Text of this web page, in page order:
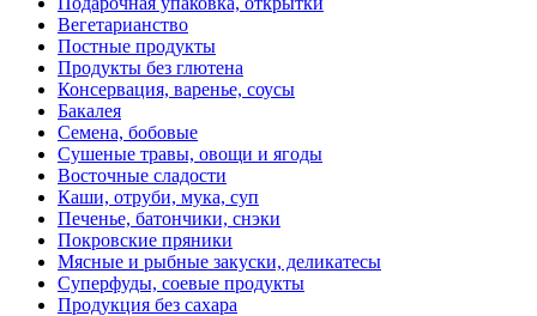
Вегетарианство
Постные продукты
Продукты без глютена
Консервация, варенье, соусы
Бакалея
Семена, бобовые
Сушеные травы, овощи и ягоды
Восточные сладости
Каши, отруби, мука, суп
Печенье, батончики, снэки
Покровские пряники
Мясные и рыбные закуски, деликатесы
Суперфуды, соевые продукты
Продукция без сахара